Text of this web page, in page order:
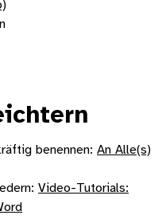
benennen: An Alle(s)
Video-Tutorials: